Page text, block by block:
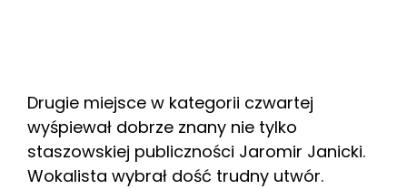
Drugie miejsce w kategorii czwartej
wyśpiewał dobrze znany nie tylko
staszowskiej publiczności Jaromir Janicki.
Wokalista wybrał dość trudny utwór.